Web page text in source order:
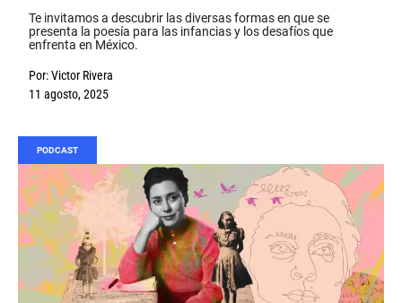
Te invitamos a descubrir las diversas formas en que se
presenta la poesía para las infancias y los desafíos que
enfrenta en México.
Por:Victor Rivera
11 agosto, 2025
PODCAST